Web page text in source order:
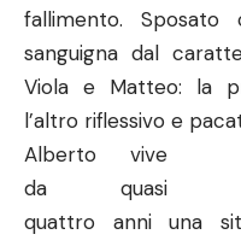
fallimento. Sposato
sanguigna dal
Viola e Matteo: la
l’altro riflessivo e
Alberto vive
da quasi
quattro anni una